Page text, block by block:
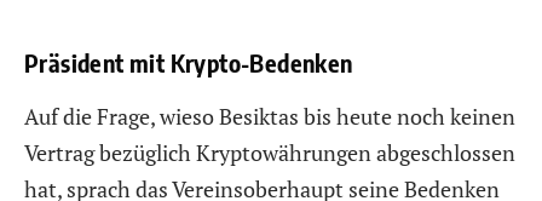
Präsident mit Krypto-Bedenken
Auf die Frage, wieso Besiktas bis heute noch keinen
Vertrag bezüglich Kryptowährungen abgeschlossen
hat, sprach das Vereinsoberhaupt seine Bedenken